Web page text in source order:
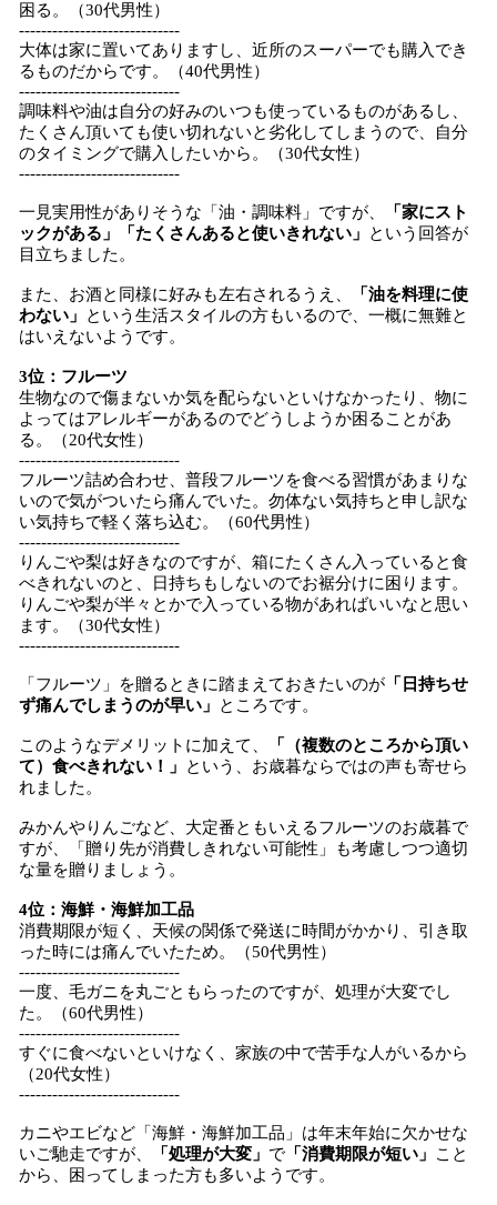
困る。（30代男性）
-----------------------------
大体は家に置いてありますし、近所のスーパーでも購入でき
るものだからです。（40代男性）
-----------------------------
調味料や油は自分の好みのいつも使っているものがあるし、
たくさん頂いても使い切れないと劣化してしまうので、自分
のタイミングで購入したいから。（30代女性）
-----------------------------
一見実用性がありそうな「油・調味料」ですが、
「家にスト
ックがある」「たくさんあると使いきれない」
という回答が
目立ちました。
また、お酒と同様に好みも左右されるうえ、
「油を料理に使
わない」
という生活スタイルの方もいるので、一概に無難と
はいえないようです。
3位：フルーツ
生物なので傷まないか気を配らないといけなかったり、物に
よってはアレルギーがあるのでどうしようか困ることがあ
る。（20代女性）
-----------------------------
フルーツ詰め合わせ、普段フルーツを食べる習慣があまりな
いので気がついたら痛んでいた。勿体ない気持ちと申し訳な
い気持ちで軽く落ち込む。（60代男性）
-----------------------------
りんごや梨は好きなのですが、箱にたくさん入っていると食
べきれないのと、日持ちもしないのでお裾分けに困ります。
りんごや梨が半々とかで入っている物があればいいなと思い
ます。（30代女性）
-----------------------------
「フルーツ」を贈るときに踏まえておきたいのが 「日持ちせ
ず痛んでしまうのが早い」
ところです。
このようなデメリットに加えて、
「（複数のところから頂い
て）食べきれない！」
という、お歳暮ならではの声も寄せら
れました。
みかんやりんごなど、大定番ともいえるフルーツのお歳暮で
すが、「贈り先が消費しきれない可能性」も考慮しつつ適切
な量を贈りましょう。
4位：海鮮・海鮮加工品
消費期限が短く、天候の関係で発送に時間がかかり、引き取
った時には痛んでいたため。（50代男性）
-----------------------------
一度、毛ガニを丸ごともらったのですが、処理が大変でし
た。（60代男性）
-----------------------------
すぐに食べないといけなく、家族の中で苦手な人がいるから
（20代女性）
-----------------------------
カニやエビなど「海鮮・海鮮加工品」は年末年始に欠かせな
いご馳走ですが、
「処理が大変」 で 「消費期限が短い」
こと
から、困ってしまった方も多いようです。